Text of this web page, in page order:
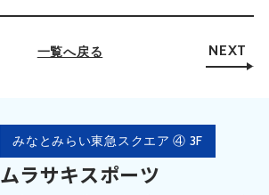
一覧へ戻る NEXT
みなとみらい東急スクエア ④ 3F
ムラサキスポーツ